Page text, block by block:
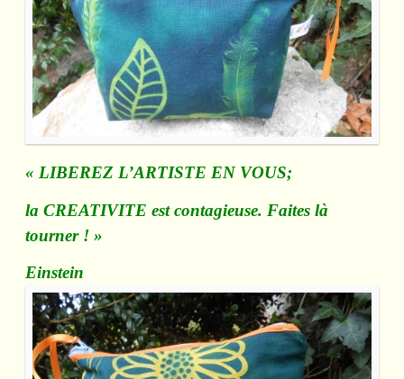
« LIBEREZ L’ARTISTE EN VOUS;
la CREATIVITE est contagieuse. Faites là
tourner ! »
Einstein